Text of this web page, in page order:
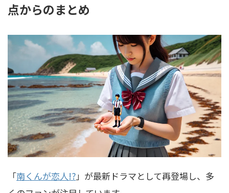
点からのまとめ
「南くんが恋人!?」が最新ドラマとして再登場し、多